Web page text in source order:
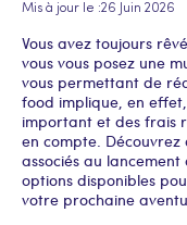
Mis à jour le :26 Juin 2026
Vous avez toujours
vous vous posez une
vous permettant de
food implique, en
important et des frais
en compte.
associés au
options disponibles
votre prochaine